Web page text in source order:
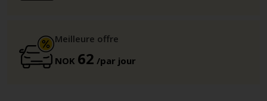
Meilleure offre
NOK 62 /par jour